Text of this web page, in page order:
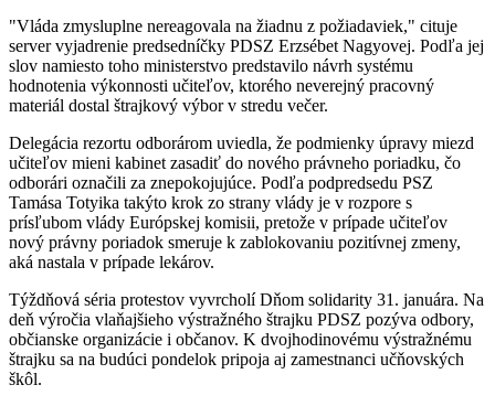
"Vláda zmysluplne nereagovala na žiadnu z požiadaviek," cituje
server vyjadrenie predsedníčky PDSZ Erzsébet Nagyovej. Podľa jej
slov namiesto toho ministerstvo predstavilo návrh systému
hodnotenia výkonnosti učiteľov, ktorého neverejný pracovný
materiál dostal štrajkový výbor v stredu večer.
Delegácia rezortu odborárom uviedla, že podmienky úpravy miezd
učiteľov mieni kabinet zasadiť do nového právneho poriadku, čo
odborári označili za znepokojujúce. Podľa podpredsedu PSZ
Tamása Totyika takýto krok zo strany vlády je v rozpore s
prísľubom vlády Európskej komisii, pretože v prípade učiteľov
nový právny poriadok smeruje k zablokovaniu pozitívnej zmeny,
aká nastala v prípade lekárov.
Týždňová séria protestov vyvrcholí Dňom solidarity 31. januára. Na
deň výročia vlaňajšieho výstražného štrajku PDSZ pozýva odbory,
občianske organizácie i občanov. K dvojhodinovému výstražnému
štrajku sa na budúci pondelok pripoja aj zamestnanci učňovských
škôl.